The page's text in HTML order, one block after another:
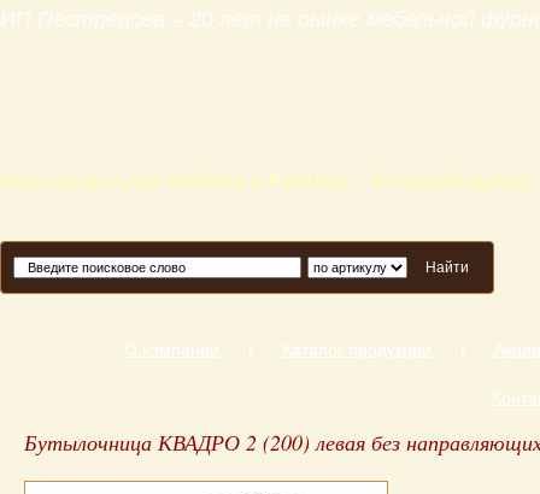
ИП Пестрецова – 20 лет на рынке мебельной
Аксессуары для мебели в Брянске - большой
Найти
О компании Каталог продукции
Бутылочница КВАДРО 2 (200) левая без